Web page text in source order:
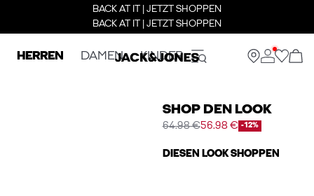
BACK AT IT | JETZT SHOPPEN
BACK AT IT | JETZT SHOPPEN
HERREN DAMEN KINDER
SHOP DEN LOOK
64.98 €56.98 € -12%
DIESEN LOOK SHOPPEN